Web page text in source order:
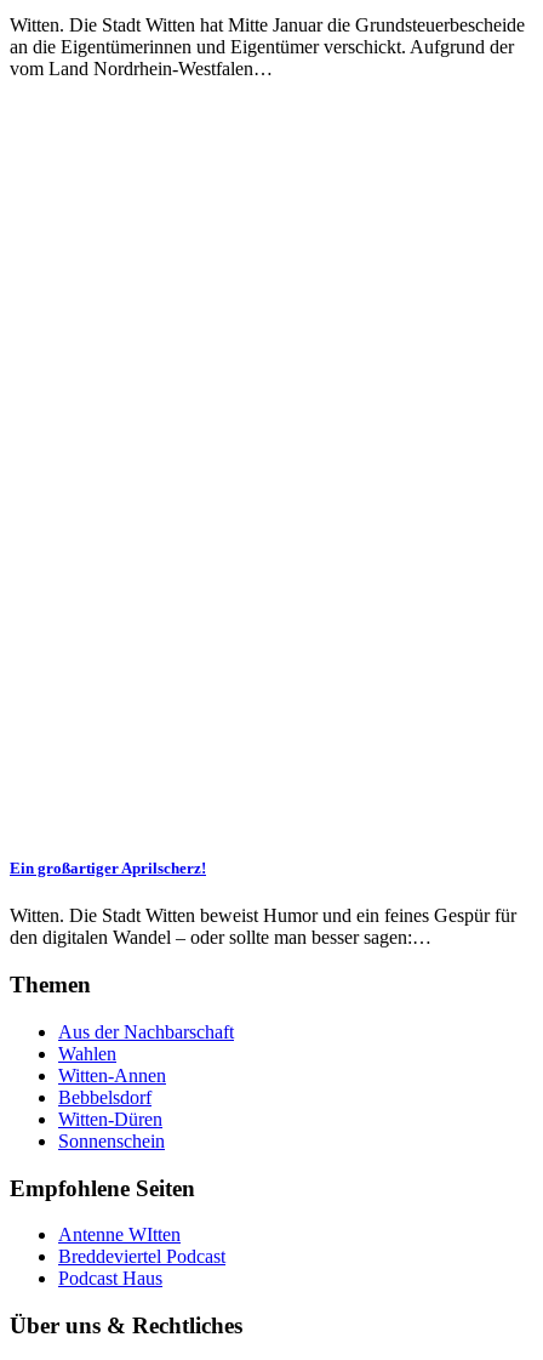
Witten. Die Stadt Witten hat Mitte Januar die Grundsteuerbescheide
an die Eigentümerinnen und Eigentümer verschickt. Aufgrund der
vom Land Nordrhein-Westfalen…
Ein großartiger Aprilscherz!
Witten. Die Stadt Witten beweist Humor und ein feines Gespür für
den digitalen Wandel – oder sollte man besser sagen:…
Themen
Aus der Nachbarschaft
Wahlen
Witten-Annen
Bebbelsdorf
Witten-Düren
Sonnenschein
Empfohlene Seiten
Antenne WItten
Breddeviertel Podcast
Podcast Haus
Über uns & Rechtliches